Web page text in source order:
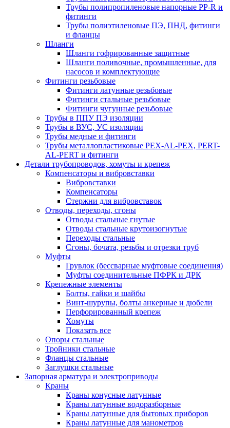
Трубы полипропиленовые напорные PP-R и
фитинги
Трубы полиэтиленовые ПЭ, ПНД, фитинги
и фланцы
Шланги
Шланги гофрированные защитные
Шланги поливочные, промышленные, для
насосов и комплектующие
Фитинги резьбовые
Фитинги латунные резьбовые
Фитинги стальные резьбовые
Фитинги чугунные резьбовые
Трубы в ППУ ПЭ изоляции
Трубы в ВУС, УС изоляции
Трубы медные и фитинги
Трубы металлопластиковые PEX-AL-PEX, PERT-
AL-PERT и фитинги
Детали трубопроводов, хомуты и крепеж
Компенсаторы и вибровставки
Вибровставки
Компенсаторы
Стержни для вибровставок
Отводы, переходы, сгоны
Отводы стальные гнутые
Отводы стальные крутоизогнутые
Переходы стальные
Сгоны, бочата, резьбы и отрезки труб
Муфты
Грувлок (бессварные муфтовые соединения)
Муфты соединительные ПФРК и ДРК
Крепежные элементы
Болты, гайки и шайбы
Винт-шурупы, болты анкерные и дюбели
Перфорированный крепеж
Хомуты
Показать все
Опоры стальные
Тройники стальные
Фланцы стальные
Заглушки стальные
Запорная арматура и электроприводы
Краны
Краны конусные латунные
Краны латунные водоразборные
Краны латунные для бытовых приборов
Краны латунные для манометров